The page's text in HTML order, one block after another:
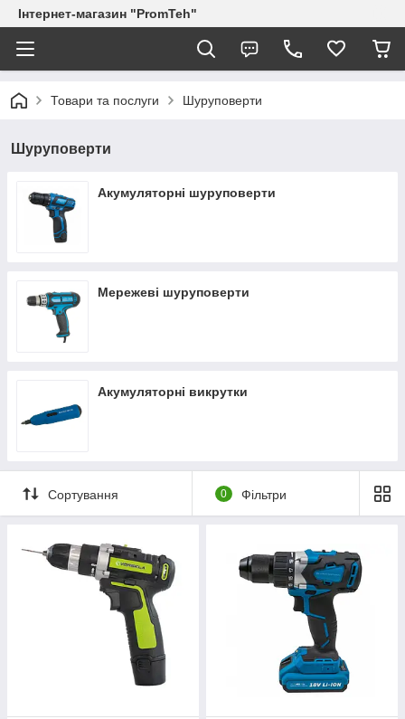
Інтернет-магазин "PromTeh"
Товари та послуги Шуруповерти
Шуруповерти
Акумуляторні шуруповерти
Мережеві шуруповерти
Акумуляторні викрутки
Сортування 0 Фільтри